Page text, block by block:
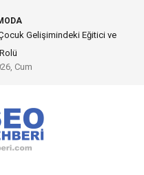
Gelişimindeki Eğitici ve
Cum